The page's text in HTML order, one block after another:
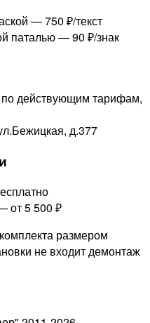
—750 ₽/текст
паталью —90 ₽/знак
по действующим тарифам,
д.377
от 5 500 ₽
размером
не входит демонтаж